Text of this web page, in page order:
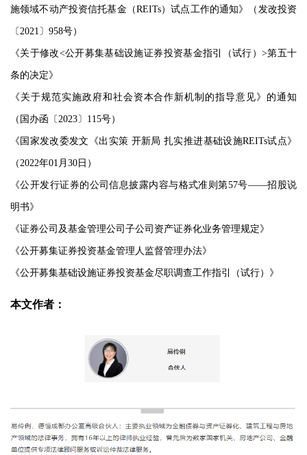
施领域不动产投资信托基金（REITs）试点工作的通知》（发改投资
〔2021〕958号）
《关于修改<公开募集基础设施证券投资基金指引（试行）>第五十
条的决定》
《关于规范实施政府和社会资本合作新机制的指导意见》的通知
（国办函〔2023〕115号）
《国家发改委发文《出实策 开新局 扎实推进基础设施REITs试点》
（2022年01月30日）
《公开发行证券的公司信息披露内容与格式准则第57号——招股说
明书》
《证券公司及基金管理公司子公司资产证券化业务管理规定》
《公开募集证券投资基金管理人监督管理办法》
《公开募集基础设施证券投资基金尽职调查工作指引（试行）》
本文作者：